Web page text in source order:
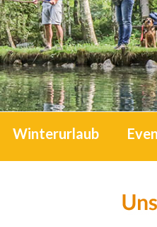
Winterurlaub